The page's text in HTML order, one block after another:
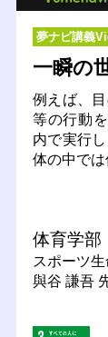
夢ナビ講義
一瞬の
例えば、
等の行動
内で実行
体の中では
体育学部
スポーツ
與谷 謙吾